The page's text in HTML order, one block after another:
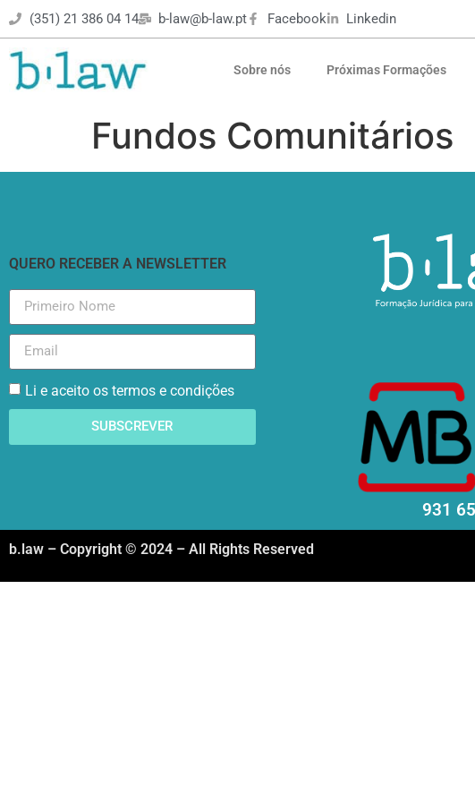
(351) 21 386 04 14 b-law@b-law.pt Facebook Linkedin
Sobre nós Próximas Formações
Fundos Comunitários
QUERO RECEBER A NEWSLETTER
Li e aceito os termos e condições
SUBSCREVER
931
b.law – Copyright © 2024 – All Rights Reserved